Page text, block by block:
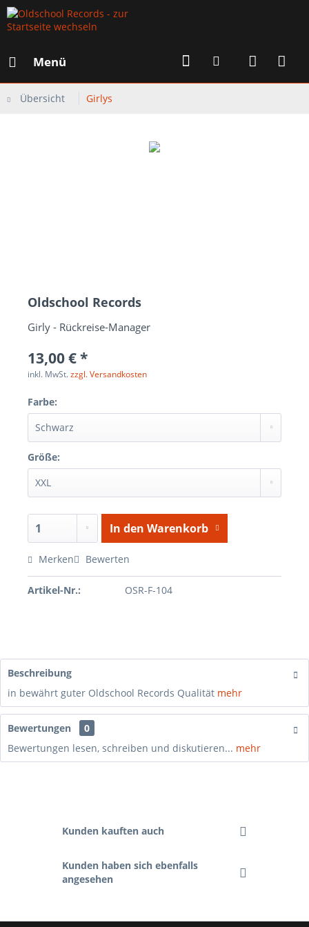
Menü
Übersicht Girlys
Oldschool Records
Girly - Rückreise-Manager
13,00 € *
inkl. MwSt.zzgl. Versandkosten
Farbe:
Größe:
In den Warenkorb
Merken Bewerten
Artikel-Nr.: OSR-F-104
Beschreibung
in bewährt guter Oldschool Records Qualität mehr
Bewertungen
0
Bewertungen lesen, schreiben und diskutieren... mehr
Kunden kauften auch
Kunden haben sich ebenfalls
angesehen